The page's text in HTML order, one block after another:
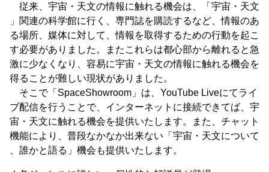
従来、宇宙・天文の情報に触れる機会は、「宇宙・天文
」関連の科学館に行く、専門誌を購読するなど、情報のあ
る場所、媒体に対して、情報を取得するための行動を起こ
す必要がありました。またこれらは都心部から離れると急
激に少なくなり、容易に宇宙・天文の情報に触れる機会を
得ることが難しい現状がありました。
そこで「SpaceShowroom」は、YouTube Liveにてライ
ブ配信を行うことで、インターネットに接続できてば、宇
宙・天文に触れる機会を提供いたします。また、チャット
機能により、普段なかなか出来ない「宇宙・天文について
、誰かと語る」機会も提供いたします。